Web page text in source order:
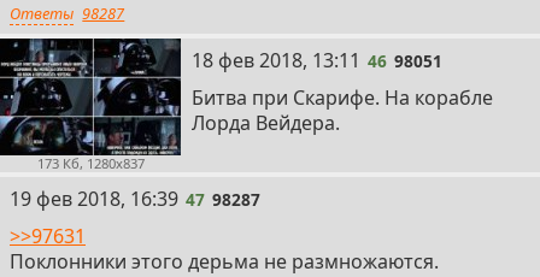
Ответы 98287
173 Кб, 1280x837
46
18 фев 2018, 13:11 46 98051
Битва при Скарифе. На корабле
Лорда Вейдера.
47
19 фев 2018, 16:39 47 98287
>>97631
Поклонники этого дерьма не размножаются.